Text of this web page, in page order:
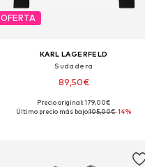
OFERTA
KARL LAGERFELD
Sudadera
89,50€
Tallas disponibles: M, L, XL
Precio original: 179,00€
Último precio más bajo:105,00€-14%